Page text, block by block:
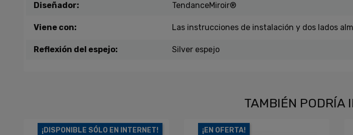
Diseñador: TendanceMiroir®
Viene con: Las instrucciones de instalación y dos lados
Reflexión del espejo: Silver espejo
TAMBIÉN PODRÍA
¡DISPONIBLE SÓLO EN INTERNET! ¡EN OFERTA!